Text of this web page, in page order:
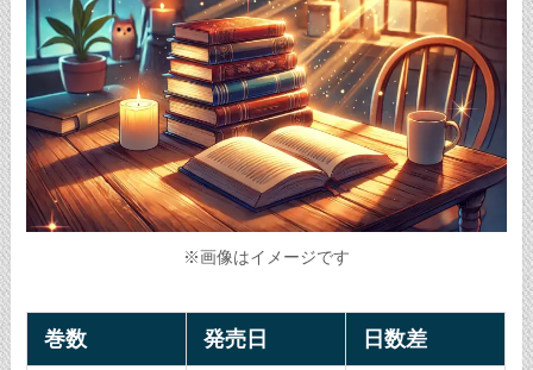
※画像はイメージです
巻数 発売日 日数差